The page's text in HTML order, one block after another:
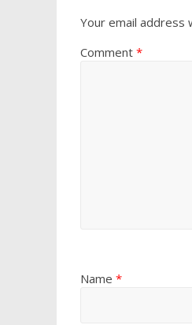
Your email address
Comment *
Name *